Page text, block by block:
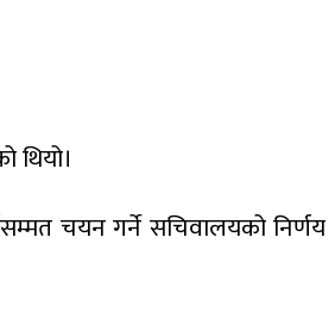
चयन गर्ने सचिवालयको निर्णय